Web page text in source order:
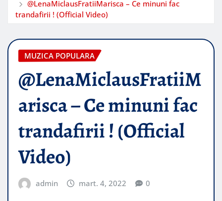
@LenaMiclausFratiiMarisca – Ce minuni fac
trandafirii ! (Official Video)
MUZICA POPULARA
@LenaMiclausFratiiM
arisca – Ce minuni fac
trandafirii ! (Official
Video)
admin mart. 4, 2022 0